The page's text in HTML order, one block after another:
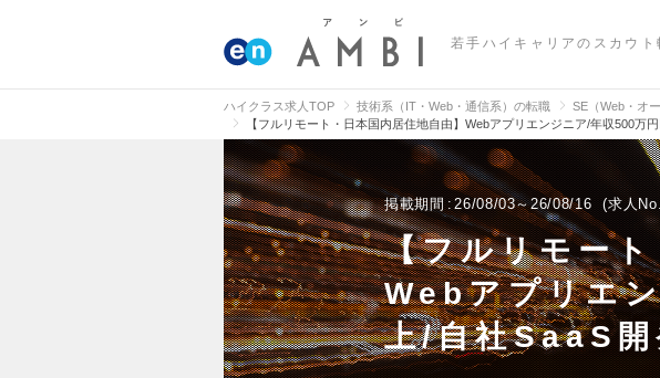
若手ハイキャリアのスカウト
ハイクラス求人TOP 技術系（IT・Web・通信系）の転職
SE（Web・オ
【フルリモート・日本国内居住地自由】Webアプリエンジニア/年収500万
掲載期間 26/08/03～26/08/16 求人
【フルリモー
Webアプリエ
上/自社SaaS開